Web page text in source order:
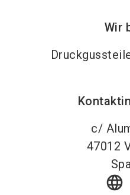
Wir
c/
47012
language